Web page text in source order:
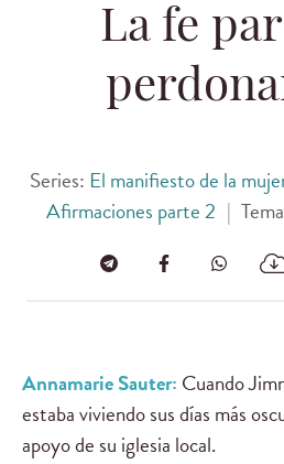
La fe
Series: El manifiesto de la
Afirmaciones parte 2 |
Annamarie Sauter: Cuando
estaba viviendo sus días más
apoyo de su iglesia local.